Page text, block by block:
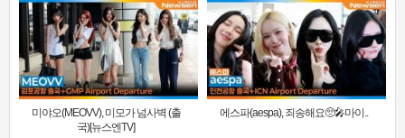
미야오(MEOVV), 미모가 넘사벽 (출
국)[뉴스엔TV]
에스파(aespa), 죄송해요🥺🎤마이..